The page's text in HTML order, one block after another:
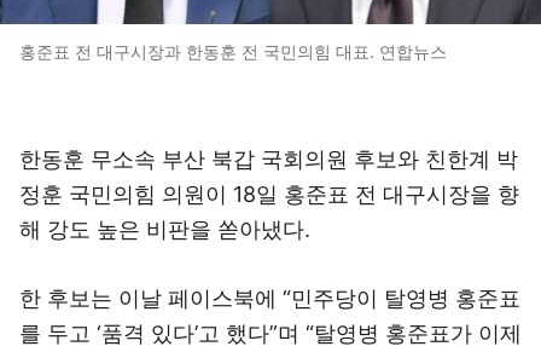
홍준표 전 대구시장과 한동훈 전 국민의힘 대표. 연합뉴스
한동훈 무소속 부산 북갑 국회의원 후보와 친한계 박
정훈 국민의힘 의원이 18일 홍준표 전 대구시장을 향
해 강도 높은 비판을 쏟아냈다.
한 후보는 이날 페이스북에 “민주당이 탈영병 홍준표
를 두고 ‘품격 있다’고 했다”며 “탈영병 홍준표가 이제